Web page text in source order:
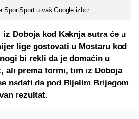
SportSport u vaš Google izbor
iz Doboja kod Kaknja sutra će u
lige gostovati u Mostaru kod
bi rekli da je domaćin u
ali prema formi, tim iz Doboja
nadati da pod Bijelim Brijegom
rezultat.